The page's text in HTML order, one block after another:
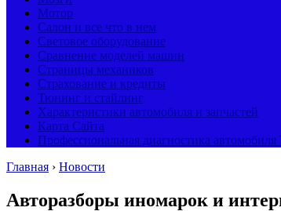
Мотор
Салон и все что в нем
Световое оборудование
Сравнение моделей машин
Страницы механиков
Страхование и кредиты
Тюнинг и стайлинг
Характеристики автомобиля и запчастей
Карта Сайта
Профессиональная диагностика
Главная › Новости
Авторазборы иномарок и